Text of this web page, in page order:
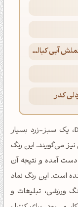
مقایسه رنگ سبز فسفری و رنگ مکملش آبی کبالت
کدر
با کد هگزادسیمال D2DE32، یک سبز-زرد بسیار
می‌گویند. این رنگ
دست آمده و نتیجه آن
است. این رنگ نماد
ورزشی، تبلیغات و